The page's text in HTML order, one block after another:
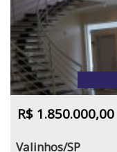
R$ 1.850.000,00
Valinhos/SP